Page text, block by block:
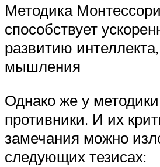
Методика Монтессори
способствует
развитию
мышления
Однако же у
противники. И их
замечания можно
следующих тезисах: